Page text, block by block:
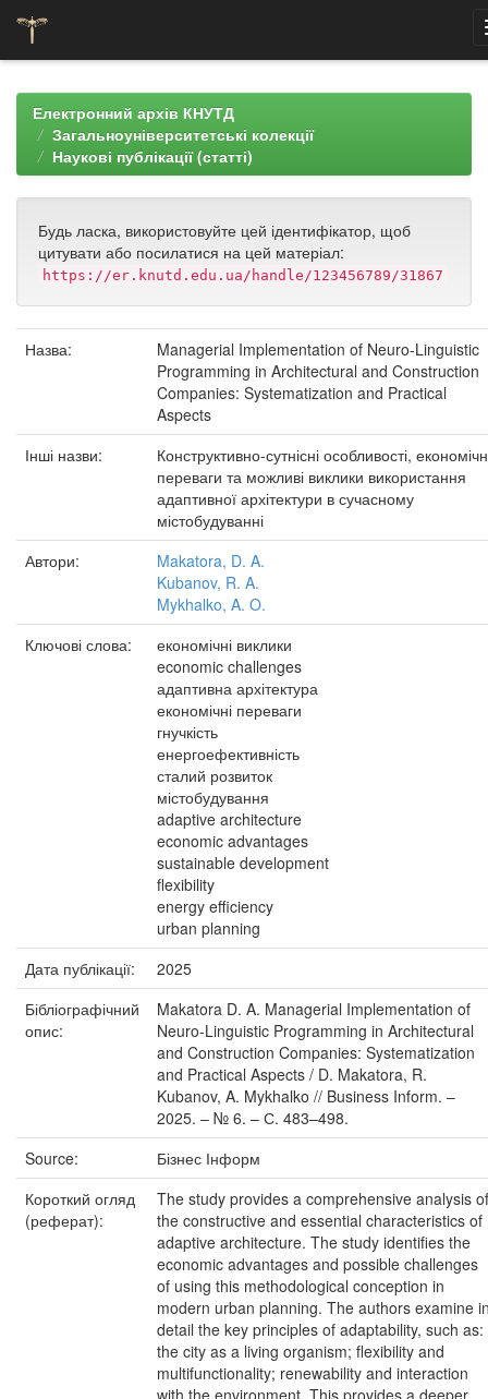
navigationЕлектронний архів КНУТД
Загальноуніверситетські колекції
Наукові публікації (статті)
Будь ласка, використовуйте цей ідентифікатор, щоб
цитувати або посилатися на цей матеріал:
https://er.knutd.edu.ua/handle/123456789/31867
Назва:
Managerial Implementation of Neuro-Linguistic
Programming in Architectural and Construction
Companies: Systematization and Practical
Aspects
Інші назви:
Конструктивно-сутнісні особливості,
переваги та можливі виклики використання
адаптивної архітектури в сучасному
містобудуванні
Автори:
Makatora, D. A.
Kubanov, R. A.
Mykhalko, A. O.
Ключові слова:
економічні виклики
economic challenges
адаптивна архітектура
економічні переваги
гнучкість
енергоефективність
сталий розвиток
містобудування
adaptive architecture
economic advantages
sustainable development
flexibility
energy efficiency
urban planning
Дата публікації:
2025
Бібліографічний
опис:
Makatora D. A. Managerial Implementation of
Neuro-Linguistic Programming in Architectural
and Construction Companies: Systematization
and Practical Aspects / D. Makatora, R.
Kubanov, A. Mykhalko // Business Inform. –
2025. – № 6. – С. 483–498.
Source:
Бізнес Інформ
Короткий огляд
(реферат):
The study provides a comprehensive analysis of
the constructive and essential characteristics of
adaptive architecture. The study identifies the
economic advantages and possible challenges
of using this methodological conception in
modern urban planning. The authors examine
detail the key principles of adaptability, such as:
the city as a living organism; flexibility and
multifunctionality; renewability and interaction
with the environment. This provides a deeper